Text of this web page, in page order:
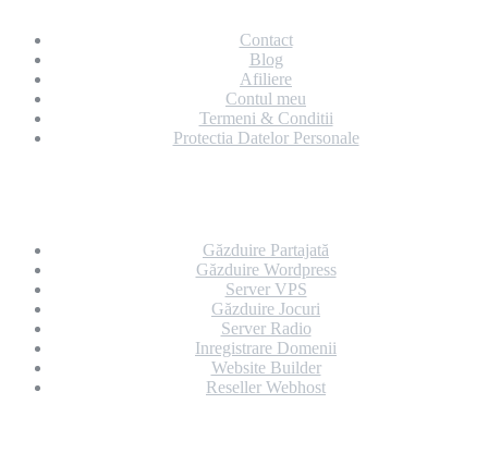
Contact
Blog
Afiliere
Contul meu
Termeni & Conditii
Protectia Datelor Personale
Găzduire Partajată
Găzduire Wordpress
Server VPS
Găzduire Jocuri
Server Radio
Inregistrare Domenii
Website Builder
Reseller Webhost